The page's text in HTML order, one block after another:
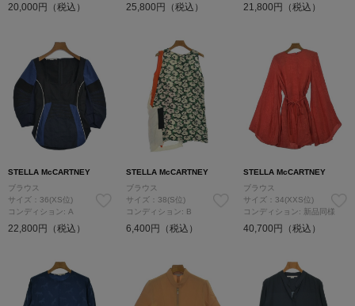
20,000円（税込） 25,800円（税込） 21,800円（税込）
STELLA McCARTNEY
ブラウス
サイズ：36(XS位)
コンディション: A
22,800円（税込）
STELLA McCARTNEY
ブラウス
サイズ：38(S位)
コンディション: B
6,400円（税込）
STELLA McCARTNEY
ブラウス
サイズ：34(XXS位)
コンディション: 新品同様
40,700円（税込）